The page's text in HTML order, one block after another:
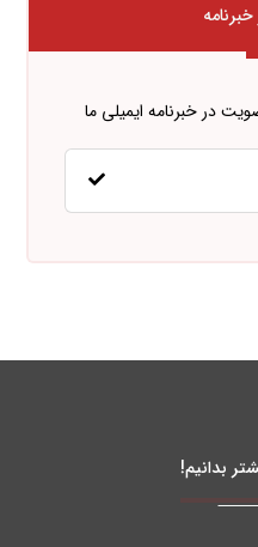
در خبرنامه ایمیلی ما
بدانیم!